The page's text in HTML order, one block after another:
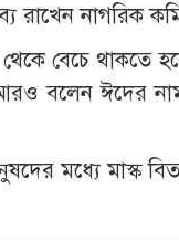
রাখেন নাগরিক
বেচে থাকতে
বলেন ঈদের
মধ্যে মাস্ক